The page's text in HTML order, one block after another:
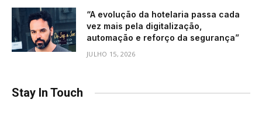
“A evolução da hotelaria passa cada
vez mais pela digitalização,
automação e reforço da segurança”
JULHO 15, 2026
Stay In Touch